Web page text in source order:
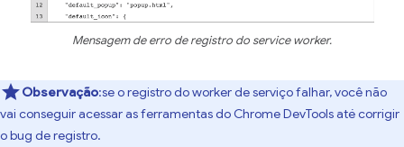
Mensagem de erro de registro do service worker.
Observação:se o registro do worker de serviço falhar, você não
vai conseguir acessar as ferramentas do Chrome DevTools até corrigir
o bug de registro.